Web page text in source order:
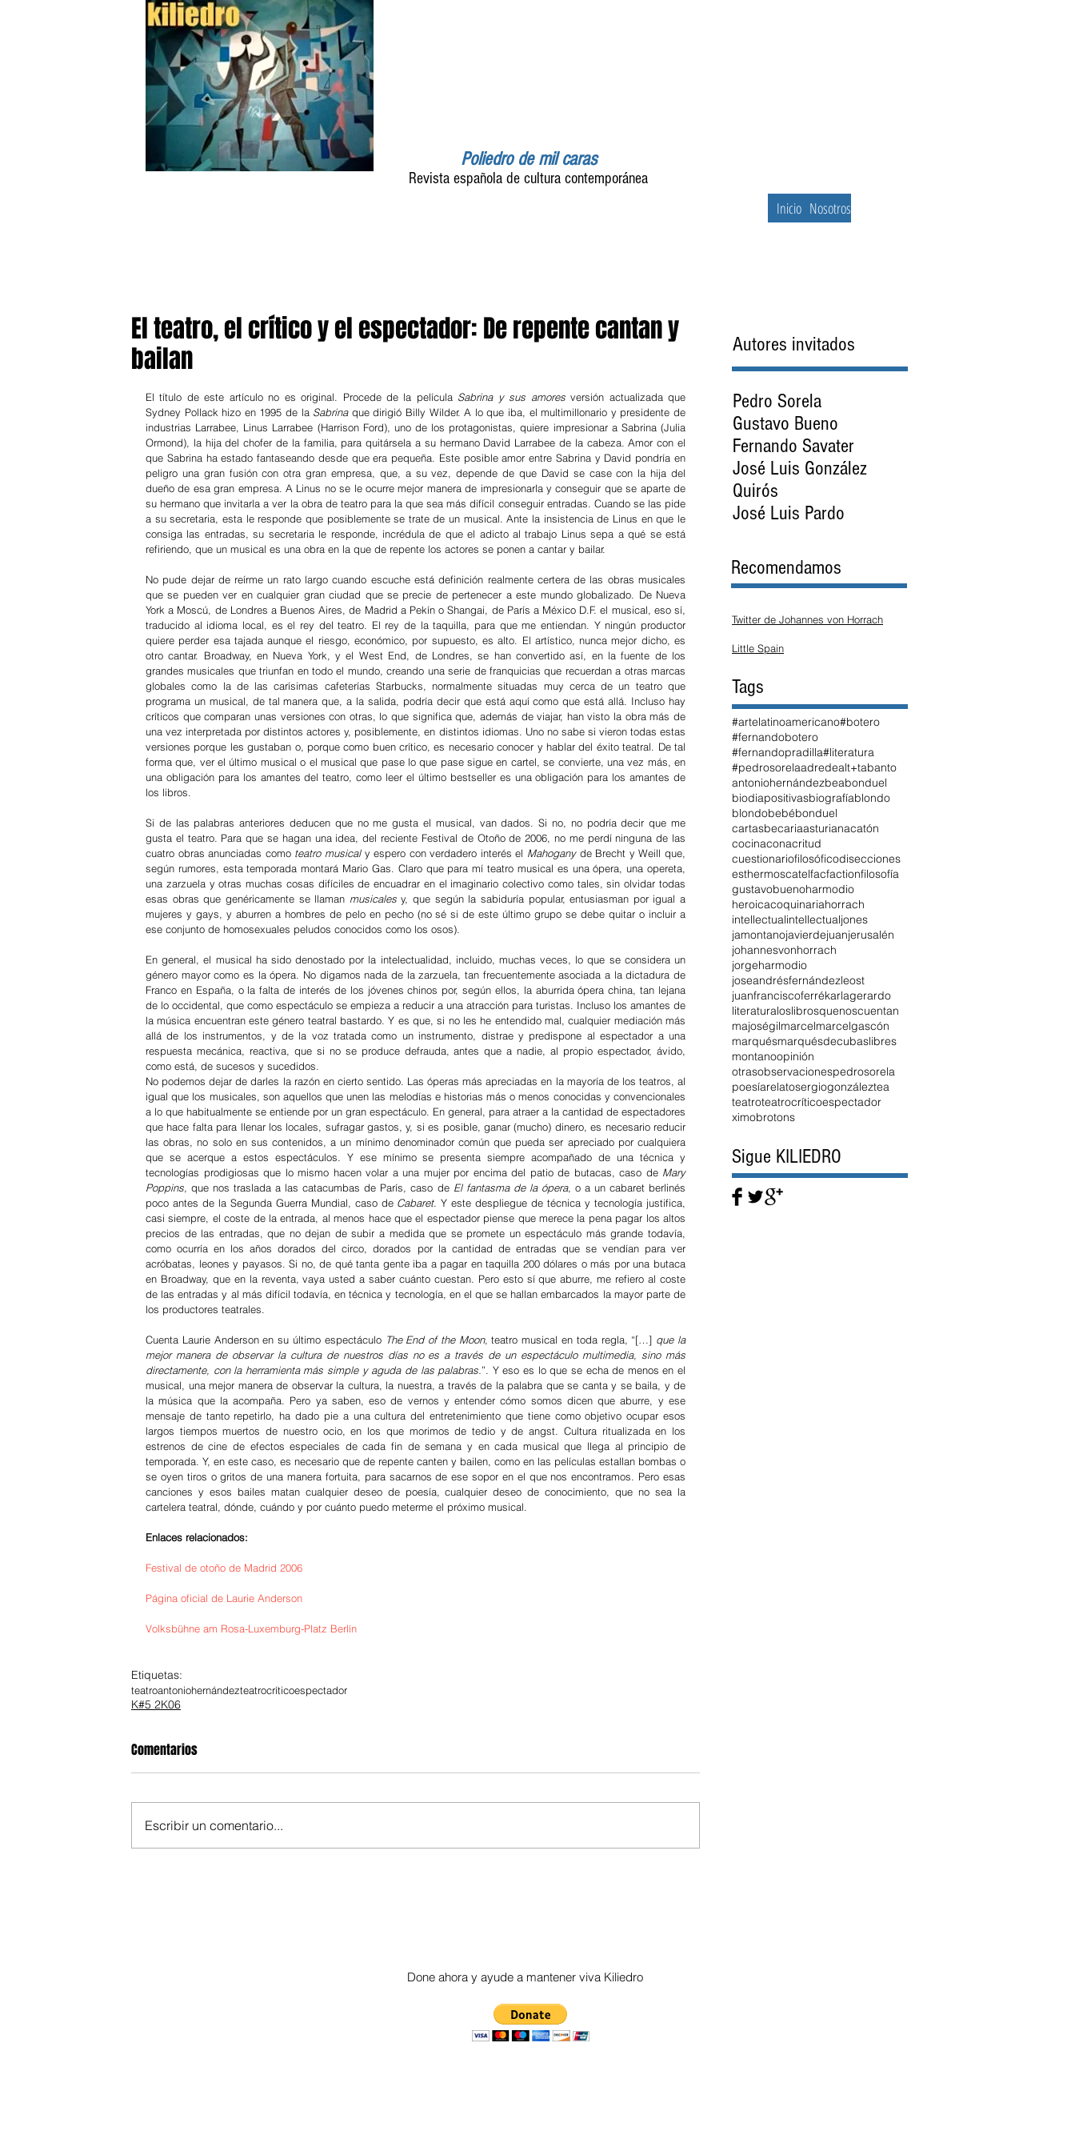
Poliedro de mil caras
Revista española de cultura contemporánea
Inicio Nosotros
El teatro, el crítico y el espectador: De repente cantan y
bailan
El título de este artículo no es original. Procede de la película Sabrina y sus amores versión actualizada que
Sydney Pollack hizo en 1995 de la Sabrina que dirigió Billy Wilder. A lo que iba, el multimillonario y presidente de
industrias Larrabee, Linus Larrabee (Harrison Ford), uno de los protagonistas, quiere impresionar a Sabrina (Julia
Ormond), la hija del chofer de la familia, para quitársela a su hermano David Larrabee de la cabeza. Amor con el
que Sabrina ha estado fantaseando desde que era pequeña. Este posible amor entre Sabrina y David pondría en
peligro una gran fusión con otra gran empresa, que, a su vez, depende de que David se case con la hija del
dueño de esa gran empresa. A Linus no se le ocurre mejor manera de impresionarla y conseguir que se aparte de
su hermano que invitarla a ver la obra de teatro para la que sea más difícil conseguir entradas. Cuando se las pide
a su secretaria, esta le responde que posiblemente se trate de un musical. Ante la insistencia de Linus en que le
consiga las entradas, su secretaria le responde, incrédula de que el adicto al trabajo Linus sepa a qué se está
refiriendo, que un musical es una obra en la que de repente los actores se ponen a cantar y bailar.
No pude dejar de reírme un rato largo cuando escuche está definición realmente certera de las obras musicales
que se pueden ver en cualquier gran ciudad que se precie de pertenecer a este mundo globalizado. De Nueva
York a Moscú, de Londres a Buenos Aires, de Madrid a Pekín o Shangai, de París a México D.F. el musical, eso sí,
traducido al idioma local, es el rey del teatro. El rey de la taquilla, para que me entiendan. Y ningún productor
quiere perder esa tajada aunque el riesgo, económico, por supuesto, es alto. El artístico, nunca mejor dicho, es
otro cantar. Broadway, en Nueva York, y el West End, de Londres, se han convertido así, en la fuente de los
grandes musicales que triunfan en todo el mundo, creando una serie de franquicias que recuerdan a otras marcas
globales como la de las carísimas cafeterías Starbucks, normalmente situadas muy cerca de un teatro que
programa un musical, de tal manera que, a la salida, podría decir que está aquí como que está allá. Incluso hay
críticos que comparan unas versiones con otras, lo que significa que, además de viajar, han visto la obra más de
una vez interpretada por distintos actores y, posiblemente, en distintos idiomas. Uno no sabe si vieron todas estas
versiones porque les gustaban o, porque como buen crítico, es necesario conocer y hablar del éxito teatral. De tal
forma que, ver el último musical o el musical que pase lo que pase sigue en cartel, se convierte, una vez más, en
una obligación para los amantes del teatro, como leer el último bestseller es una obligación para los amantes de
los libros.
Si de las palabras anteriores deducen que no me gusta el musical, van dados. Si no, no podría decir que me
gusta el teatro. Para que se hagan una idea, del reciente Festival de Otoño de 2006, no me perdí ninguna de las
cuatro obras anunciadas como teatro musical y espero con verdadero interés el Mahogany de Brecht y Weill que,
según rumores, esta temporada montará Mario Gas. Claro que para mí teatro musical es una ópera, una opereta,
una zarzuela y otras muchas cosas difíciles de encuadrar en el imaginario colectivo como tales, sin olvidar todas
esas obras que genéricamente se llaman musicales y, que según la sabiduría popular, entusiasman por igual a
mujeres y gays, y aburren a hombres de pelo en pecho (no sé si de este último grupo se debe quitar o incluir a
ese conjunto de homosexuales peludos conocidos como los osos).
En general, el musical ha sido denostado por la intelectualidad, incluido, muchas veces, lo que se considera un
género mayor como es la ópera. No digamos nada de la zarzuela, tan frecuentemente asociada a la dictadura de
Franco en España, o la falta de interés de los jóvenes chinos por, según ellos, la aburrida ópera china, tan lejana
de lo occidental, que como espectáculo se empieza a reducir a una atracción para turistas. Incluso los amantes de
la música encuentran este género teatral bastardo. Y es que, si no les he entendido mal, cualquier mediación más
allá de los instrumentos, y de la voz tratada como un instrumento, distrae y predispone al espectador a una
respuesta mecánica, reactiva, que si no se produce defrauda, antes que a nadie, al propio espectador, ávido,
como está, de sucesos y sucedidos.
No podemos dejar de darles la razón en cierto sentido. Las óperas más apreciadas en la mayoría de los teatros, al
igual que los musicales, son aquellos que unen las melodías e historias más o menos conocidas y convencionales
a lo que habitualmente se entiende por un gran espectáculo. En general, para atraer a la cantidad de espectadores
que hace falta para llenar los locales, sufragar gastos, y, si es posible, ganar (mucho) dinero, es necesario reducir
las obras, no solo en sus contenidos, a un mínimo denominador común que pueda ser apreciado por cualquiera
que se acerque a estos espectáculos. Y ese mínimo se presenta siempre acompañado de una técnica y
tecnologías prodigiosas que lo mismo hacen volar a una mujer por encima del patio de butacas, caso de Mary
Poppins, que nos traslada a las catacumbas de París, caso de El fantasma de la ópera, o a un cabaret berlinés
poco antes de la Segunda Guerra Mundial, caso de Cabaret. Y este despliegue de técnica y tecnología justifica,
casi siempre, el coste de la entrada, al menos hace que el espectador piense que merece la pena pagar los altos
precios de las entradas, que no dejan de subir a medida que se promete un espectáculo más grande todavía,
como ocurría en los años dorados del circo, dorados por la cantidad de entradas que se vendían para ver
acróbatas, leones y payasos. Si no, de qué tanta gente iba a pagar en taquilla 200 dólares o más por una butaca
en Broadway, que en la reventa, vaya usted a saber cuánto cuestan. Pero esto sí que aburre, me refiero al coste
de las entradas y al más difícil todavía, en técnica y tecnología, en el que se hallan embarcados la mayor parte de
los productores teatrales.
Cuenta Laurie Anderson en su último espectáculo The End of the Moon, teatro musical en toda regla, “[…] que la
mejor manera de observar la cultura de nuestros días no es a través de un espectáculo multimedia, sino más
directamente, con la herramienta más simple y aguda de las palabras. ”. Y eso es lo que se echa de menos en el
musical, una mejor manera de observar la cultura, la nuestra, a través de la palabra que se canta y se baila, y de
la música que la acompaña. Pero ya saben, eso de vernos y entender cómo somos dicen que aburre, y ese
mensaje de tanto repetirlo, ha dado pie a una cultura del entretenimiento que tiene como objetivo ocupar esos
largos tiempos muertos de nuestro ocio, en los que morimos de tedio y de angst. Cultura ritualizada en los
estrenos de cine de efectos especiales de cada fin de semana y en cada musical que llega al principio de
temporada. Y, en este caso, es necesario que de repente canten y bailen, como en las películas estallan bombas o
se oyen tiros o gritos de una manera fortuita, para sacarnos de ese sopor en el que nos encontramos. Pero esas
canciones y esos bailes matan cualquier deseo de poesía, cualquier deseo de conocimiento, que no sea la
cartelera teatral, dónde, cuándo y por cuánto puedo meterme el próximo musical.
Enlaces relacionados:
Festival de otoño de Madrid 2006
Página oficial de Laurie Anderson
Volksbühne am Rosa-Luxemburg-Platz Berlín
Etiquetas:
teatroantoniohernándezteatrocríticoespectador
K#5 2K06
Comentarios
Escribir un comentario...
Autores invitados
Recomendamos
Twitter de Johannes von Horrach
Little Spain
Tags
#artelatinoamericano#botero
#fernandobotero
#fernandopradilla#literatura
#pedrosorelaadredealt+tabanto
antoniohernándezbeabonduel
biodiapositivasbiografíablondo
blondobebébonduel
cartasbecariaasturianacatón
cocinaconacritud
cuestionariofilosóficodisecciones
esthermoscatelfacfactionfilosofía
gustavobuenoharmodio
heroicacoquinariahorrach
intellectualintellectualjones
jamontanojavierdejuanjerusalén
johannesvonhorrach
jorgeharmodio
joseandrésfernándezleost
juanfranciscoferrékarlagerardo
literaturaloslibrosquenoscuentan
majoségilmarcelmarcelgascón
marquésmarquésdecubaslibres
montanoopinión
otrasobservacionespedrosorela
poesíarelatosergiogonzáleztea
teatroteatrocríticoespectador
ximobrotons
Sigue KILIEDRO
Pedro Sorela
Gustavo Bueno
Fernando Savater
José Luis González
Quirós
José Luis Pardo
Done ahora y ayude a mantener viva Kiliedro